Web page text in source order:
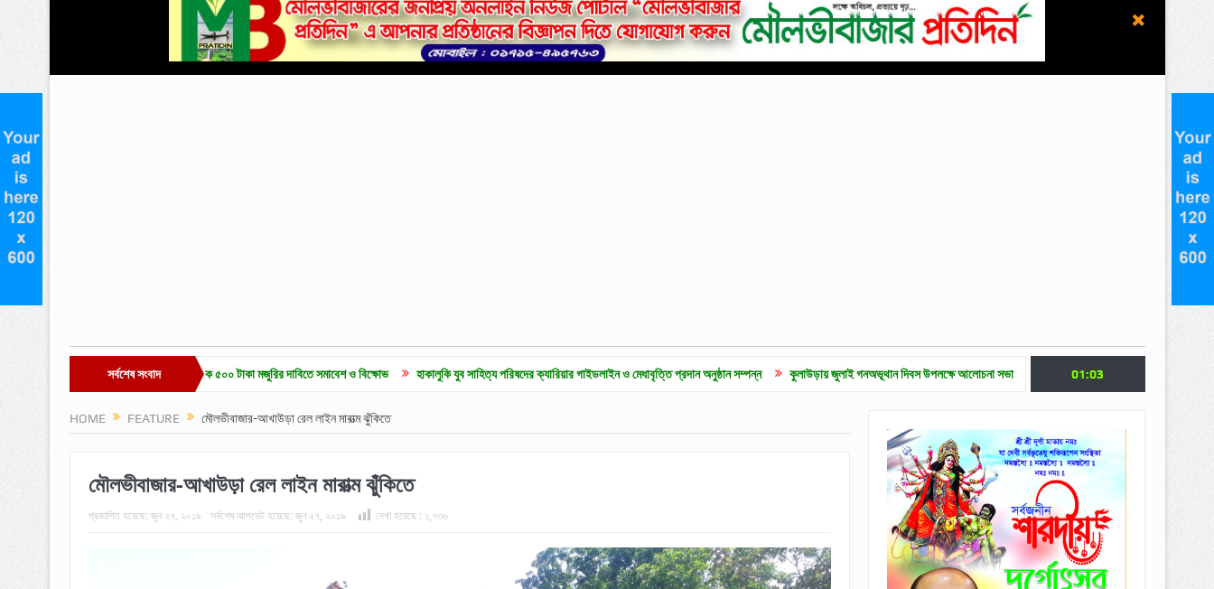
সর্বশেষ সংবাদ
চা-শ্রমিক ইউনিয়ন নির্বাচন ও দৈনিক ৫০০ টাকা মজুরির দাবিতে সমাবেশ ও বিক্ষোভ হাকালুকি যুব সাহিত্য পরিষদের ক্যারিয়ার গাইডলাইন ও মেধাবৃত্তি প্রদান অনুষ্ঠান সম্পন্ন কুলাউড়ায় জুলাই গনঅভূথান দিবস উপলক্ষে আলোচনা সভা জুলাই গণ অভ্যুত্থান দিবসে মৌলভীবাজারে নানা কর্মসূচি
01:03
HOME FEATURE মৌলভীবাজার-আখাউড়া রেল লাইন মারাত্ম ঝুঁকিতে
মৌলভীবাজার-আখাউড়া রেল লাইন মারাত্ম ঝুঁকিতে
প্রকাশিত হয়েছে: জুন ২৭, ২০১৯ সর্বশেষ আপডেট হয়েছে: জুন ২৭, ২০১৯ দেখা হয়েছে : ১,৭৩৬